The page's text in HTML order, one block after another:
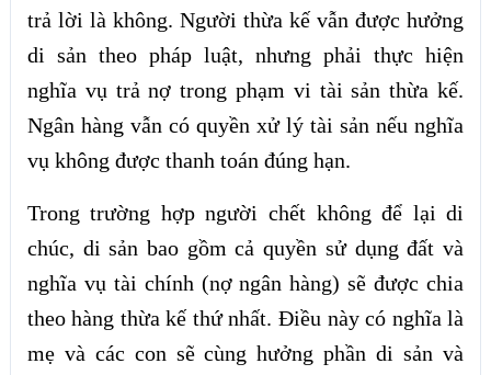
trả lời là không. Người thừa kế vẫn được hưởng
di sản theo pháp luật, nhưng phải thực hiện
nghĩa vụ trả nợ trong phạm vi tài sản thừa kế.
Ngân hàng vẫn có quyền xử lý tài sản nếu nghĩa
vụ không được thanh toán đúng hạn.
Trong trường hợp người chết không để lại di
chúc, di sản bao gồm cả quyền sử dụng đất và
nghĩa vụ tài chính (nợ ngân hàng) sẽ được chia
theo hàng thừa kế thứ nhất. Điều này có nghĩa là
mẹ và các con sẽ cùng hưởng phần di sản và